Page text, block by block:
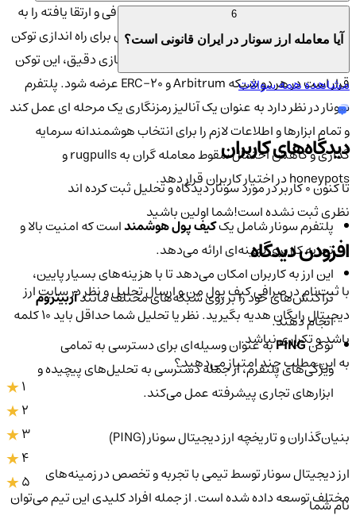
تامین می کند. این توکن ویژگی های ردیابی اضافی و ارتقا یافته را به
کاربران اعطا می کند. Sonar در حال آماده شدن برای راه اندازی توکن
کاربردی خود، PING است. پس از ماه‌ها آماده‌سازی دقیق، این توکن
قرار است در هر دو شبکه Arbitrum و ERC-20 عرضه شود. پلتفرم
سونار در نظر دارد به عنوان یک آنالیز رمزنگاری یک مرحله ای عمل کند
و تمام ابزارها و اطلاعات لازم را برای انتخاب هوشمندانه سرمایه
گذاری و کاهش احتمال سقوط معامله گران به rugpulls و
honeypots در اختیار کاربران قرار دهد.
پلتفرم سونار شامل یککیف پول هوشمنداست که امنیت بالا و
تجربه کاربری بهینه‌ای ارائه می‌دهد.
این ارز به کاربران امکان می‌دهد تا با هزینه‌های بسیار پایین،
تراکنش‌های خود را بر روی شبکه‌های مختلف مانندآربیتروم
انجام دهند.
توکنPINGبه عنوان وسیله‌ای برای دسترسی به تمامی
ویژگی‌های پلتفرم، از جمله دسترسی به تحلیل‌های پیچیده و
ابزارهای تجاری پیشرفته عمل می‌کند.
بنیان‌گذاران و تاریخچه ارز دیجیتال سونار (PING)
ارز دیجیتال سونار توسط تیمی با تجربه و تخصص در زمینه‌های
مختلف توسعه داده شده است. از جمله افراد کلیدی این تیم می‌توان
آیا معامله ارز سونار در ایران قانونی است؟
مشاهده همه سوالات
دیدگاه‌های کاربران
تا کنون 0 کاربر در مورد سوناردیدگاه و تحلیل ثبت کرده اند
نظری ثبت نشده است!شما اولین باشید
افزودن دیدگاه
با ثبت‌نام در صرافی کیف پول من و ارسال تحلیل و نظر در سایت ارز
دیجیتال رایگان هدیه بگیرید. نظر یا تحلیل شما حداقل باید ۱۰ کلمه
باشد و تکراری نباشد.
به این مطلب چند امتیاز می‌دهید؟
3
4
5
نام شما